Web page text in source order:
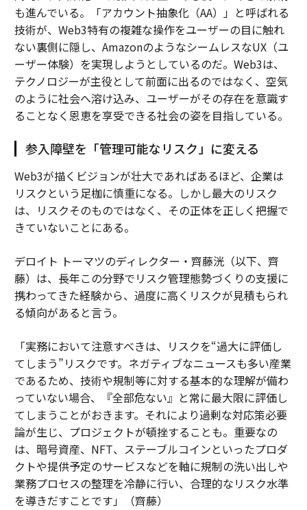
も進んでいる。「アカウント抽象化（AA）」と呼ばれる
技術が、Web3特有の複雑な操作をユーザーの目に触れ
ない裏側に隠し、AmazonのようなシームレスなUX（ユ
ーザー体験）を実現しようとしているのだ。Web3は、
テクノロジーが主役として前面に出るのではなく、空気
のように社会へ溶け込み、ユーザーがその存在を意識す
ることなく恩恵を享受できる社会の姿を目指している。
参入障壁を「管理可能なリスク」に変える
Web3が描くビジョンが壮大であればあるほど、企業は
リスクという足枷に慎重になる。しかし最大のリスク
は、リスクそのものではなく、その正体を正しく把握で
きていないことにある。
デロイト トーマツのディレクター・齊藤洸（以下、齊
藤）は、長年この分野でリスク管理態勢づくりの支援に
携わってきた経験から、過度に高くリスクが見積もられ
る傾向があると言う。
「実務において注意すべきは、リスクを“過大に評価し
てしまう”リスクです。ネガティブなニュースも多い産業
であるため、技術や規制等に対する基本的な理解が備わ
っていない場合、『全部危ない』と常に最大限に評価し
てしまうことがおきます。それにより過剰な対応策必要
論が生じ、プロジェクトが頓挫することも。重要なの
は、暗号資産、NFT、ステーブルコインといったプロダ
クトや提供予定のサービスなどを軸に規制の洗い出しや
業務プロセスの整理を冷静に行い、合理的なリスク水準
を導きだすことです」（齊藤）